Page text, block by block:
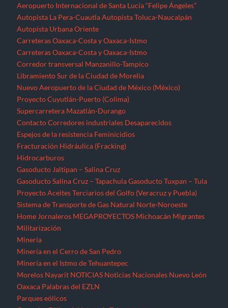
Aeropuerto Internacional de Santa Lucía “Felipe Ángeles”
Autopista La Pera-Cuautla Autopista Toluca-Naucalpán
Autopista Urbana Oriente
Carreteras Oaxaca-Costa y Oaxaca-Istmo
Carreteras Oaxaca-Costa y Oaxaca-Istmo
Corredor transversal Manzanillo-Tampico
Libramiento Sur de la Ciudad de Morelia
Nuevo Aeropuerto de la Ciudad de México (México)
Proyecto Cuyutlán-Puerto (Colima)
Supercarretera Mazatlán-Durango
Contacto Corredores industriales Desaparecidos
Espejos de la resistencia Feminicidios
Fracturación Hidráulica (Fracking)
Hidrocarburos
Gasoducto Jaltipan – Salina Cruz
Gasoducto Salina Cruz – Tapachula Gasoducto Tuxpan – Tula
Proyecto Aceites Terciarios del Golfo (Veracruz y Puebla)
Sistema de Transporte de Gas Natural Norte-Noroeste
Home Jornaleros MEGAPROYECTOS Michoacán Migrantes
Militarización
Minería
Minería en el Cerro de San Pedro
Minería en el Istmo de Tehuantepec
Morelos Nayarit NOTICIAS Noticias Nacionales Nuevo León
Oaxaca Palabras del EZLN
Parques eólicos